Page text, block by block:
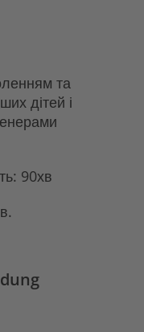
та
дітей і
90хв